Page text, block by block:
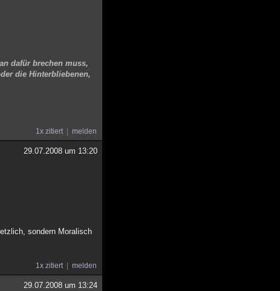
dafür brechen muss,
die Hinterbliebenen,
1x zitiert melden
29.07.2008 um 13:20
sondern Moralisch
1x zitiert melden
29.07.2008 um 13:24